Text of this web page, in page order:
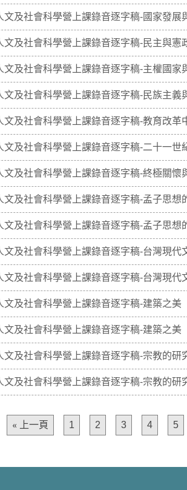
文及社會科學營上課錄音逐字稿-國家發展
文及社會科學營上課錄音逐字稿-民主與憲
文及社會科學營上課錄音逐字稿-主權國家
文及社會科學營上課錄音逐字稿-民族主義
文及社會科學營上課錄音逐字稿-教育改革
文及社會科學營上課錄音逐字稿-二十一世
文及社會科學營上課錄音逐字稿-終極關懷
文及社會科學營上課錄音逐字稿-孟子思想
文及社會科學營上課錄音逐字稿-孟子思想
文及社會科學營上課錄音逐字稿-台灣現代
文及社會科學營上課錄音逐字稿-台灣現代
文及社會科學營上課錄音逐字稿-建築之美
文及社會科學營上課錄音逐字稿-建築之美
文及社會科學營上課錄音逐字稿-宗教的研
文及社會科學營上課錄音逐字稿-宗教的研
« 上一頁 1 2 3 4 5